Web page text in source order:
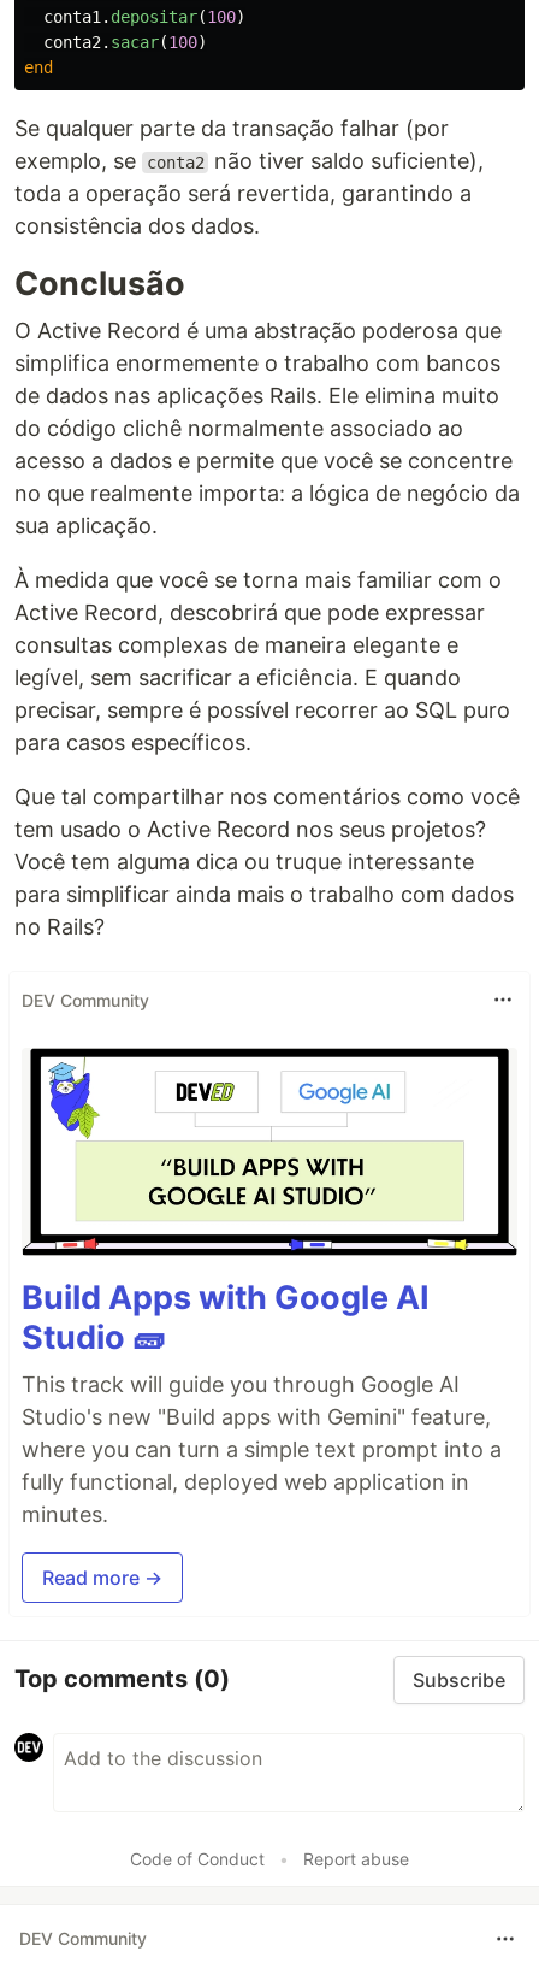
conta1 . depositar(100)
conta2. sacar(100)
end
Se qualquer parte da transação falhar (por
exemplo, se
conta2
não tiver saldo suficiente),
toda a operação será revertida, garantindo a
consistência dos dados.
Conclusão
O Active Record é uma abstração poderosa que
simplifica enormemente o trabalho com bancos
de dados nas aplicações Rails. Ele elimina muito
do código clichê normalmente associado ao
acesso a dados e permite que você se concentre
no que realmente importa: a lógica de negócio da
sua aplicação.
À medida que você se torna mais familiar com o
Active Record, descobrirá que pode expressar
consultas complexas de maneira elegante e
legível, sem sacrificar a eficiência. E quando
precisar, sempre é possível recorrer ao SQL puro
para casos específicos.
Que tal compartilhar nos comentários como você
tem usado o Active Record nos seus projetos?
Você tem alguma dica ou truque interessante
para simplificar ainda mais o trabalho com dados
no Rails?
DEV Community
Build Apps with Google AI
Studio 🧱
This track will guide you through Google AI
Studio's new "Build apps with Gemini" feature,
where you can turn a simple text prompt into a
fully functional, deployed web application in
minutes.
Read more →
Top comments (0) Subscribe
Code of Conduct • Report abuse
DEV Community